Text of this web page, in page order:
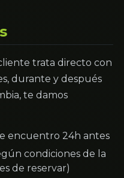
trata directo con
durante y después
te damos
encuentro 24h antes
condiciones de la
de reservar)